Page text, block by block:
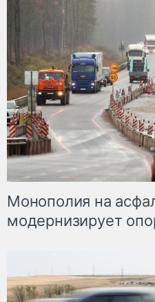
Монополия на
модернизирует